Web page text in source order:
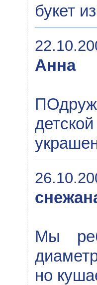
букет
Анна
Мы
но